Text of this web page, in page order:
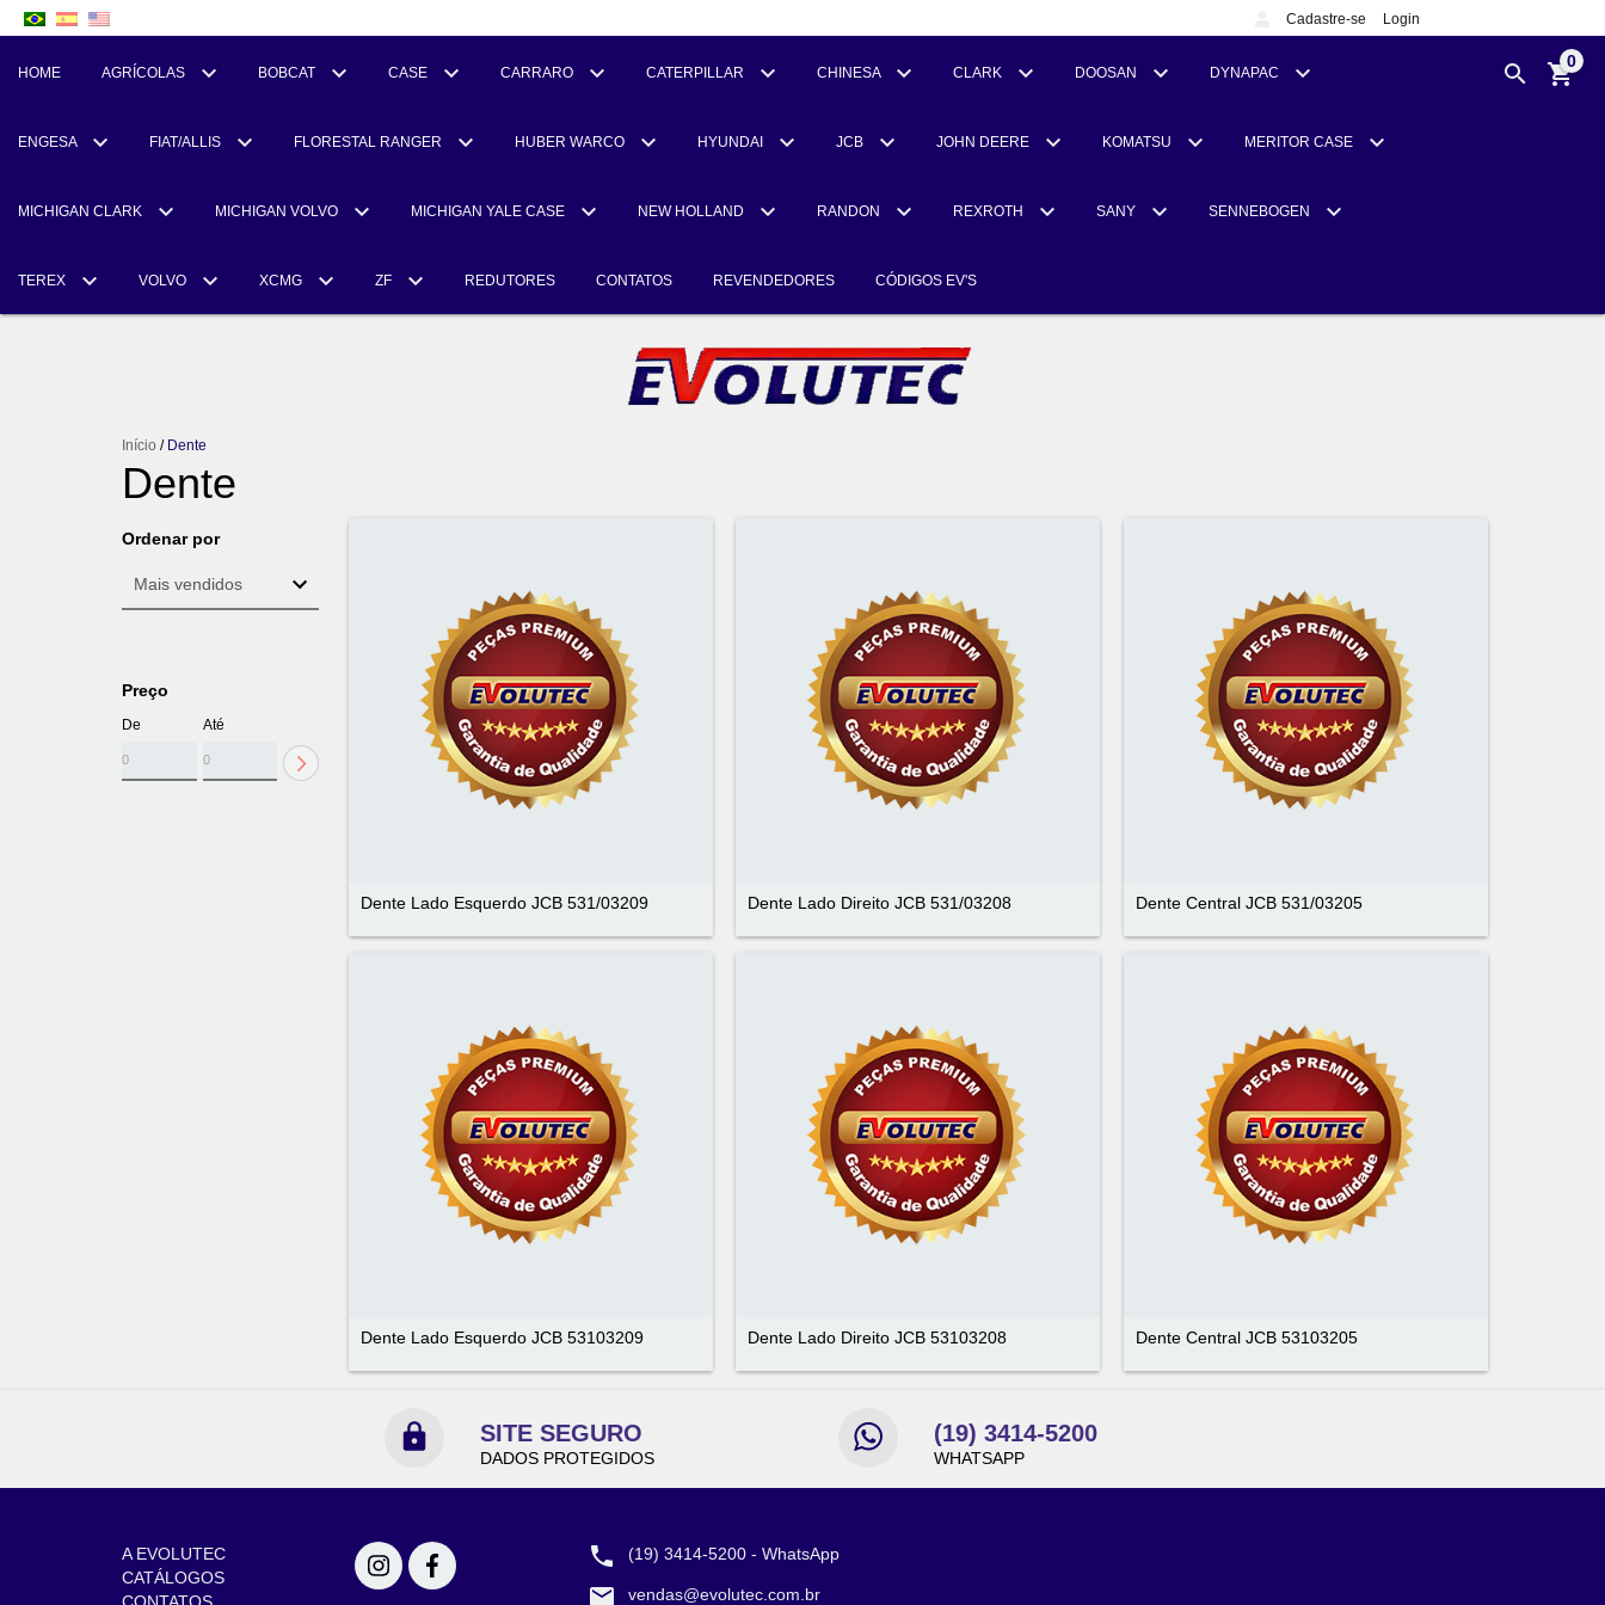
Cadastre-se Login
HOME AGRÍCOLAS BOBCAT CASE CARRARO CATERPILLAR CHINESA CLARK DOOSAN DYNAPAC
ENGESA FIAT/ALLIS FLORESTAL RANGER HUBER WARCO HYUNDAI JCB JOHN DEERE KOMATSU MERITOR CASE
MICHIGAN CLARK MICHIGAN VOLVO MICHIGAN YALE CASE NEW HOLLAND RANDON REXROTH SANY SENNEBOGEN
TEREX VOLVO XCMG ZF REDUTORES CONTATOS REVENDEDORES CÓDIGOS EV'S
0
Início / Dente
Dente
Ordenar por
Preço
De Até
Dente Lado Esquerdo JCB 531/03209 Dente Lado Direito JCB 531/03208 Dente Central JCB 531/03205
Dente Lado Esquerdo JCB 53103209 Dente Lado Direito JCB 53103208 Dente Central JCB 53103205
SITE SEGURO
DADOS PROTEGIDOS
(19) 3414-5200
WHATSAPP
A EVOLUTEC
CATÁLOGOS
(19) 3414-5200 - WhatsApp
vendas@evolutec.com.br